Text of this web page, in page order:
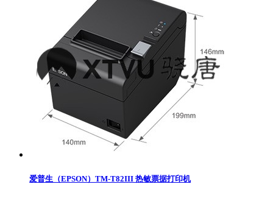
爱普生（EPSON）TM-T82III 热敏票据打印机